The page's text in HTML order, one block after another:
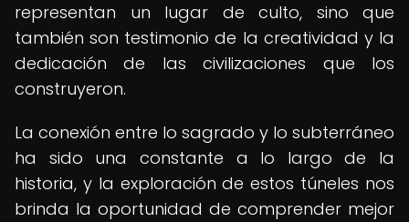
representan un lugar de culto, sino que
también son testimonio de la creatividad y la
dedicación de las civilizaciones que los
construyeron.
La conexión entre lo sagrado y lo subterráneo
ha sido una constante a lo largo de la
historia, y la exploración de estos túneles nos
brinda la oportunidad de comprender mejor